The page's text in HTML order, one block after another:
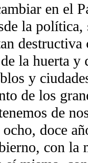
en el
la política,
la huerta y
y
de los
de
doce
con la